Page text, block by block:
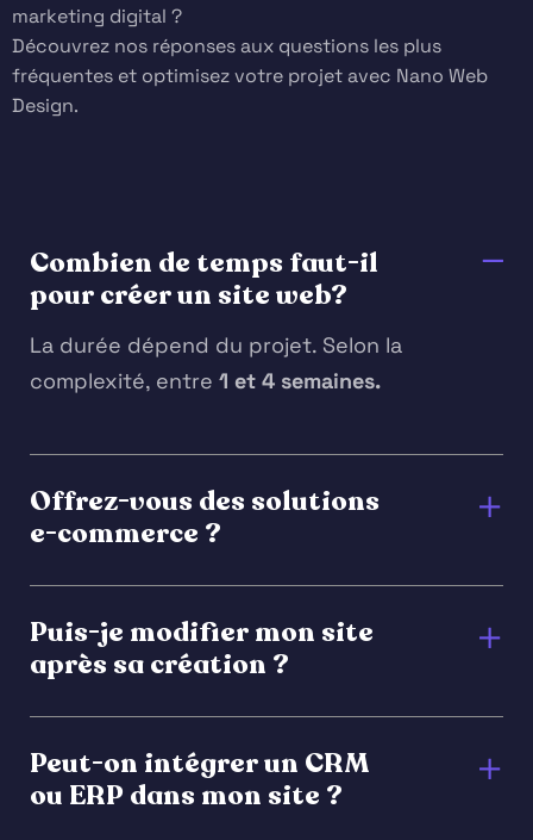
marketing digital ?
Découvrez nos réponses aux questions les plus
fréquentes et optimisez votre projet avec Nano Web
Design.
Combien de temps faut-il
pour créer un site web?
La durée dépend du projet. Selon la
complexité, entre 1 et 4 semaines.
Offrez-vous des solutions
e-commerce ?
Puis-je modifier mon site
après sa création ?
Peut-on intégrer un CRM
ou ERP dans mon site ?